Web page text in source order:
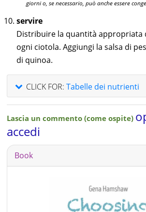
giorni o, se necessario, può anche essere
servire
Distribuire la quantità appropriata
ogni ciotola. Aggiungi la salsa di
di quinoa.
CLICK FOR: Tabelle dei nutrienti
Lascia un commento (come ospite)
accedi
Book